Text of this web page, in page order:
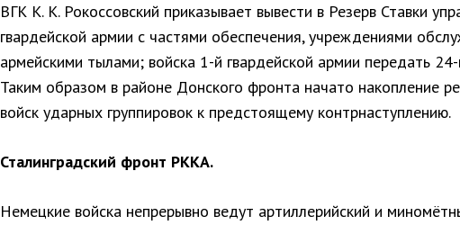
ВГК К. К. Рокоссовский приказывает вывести в Резерв Ставки
гвардейской армии с частями обеспечения, учреждениями
армейскими тылами; войска 1-й гвардейской армии передать
Таким образом в районе Донского фронта начато накопление
войск ударных группировок к предстоящему контрнаступлению.
Сталинградский фронт РККА.
Немецкие войска непрерывно ведут артиллерийский и